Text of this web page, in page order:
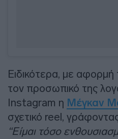
Ειδικότερα, με αφορμή
τον προσωπικό της
Instagram η Μέγκαν
σχετικό reel,
“Είμαι τόσο